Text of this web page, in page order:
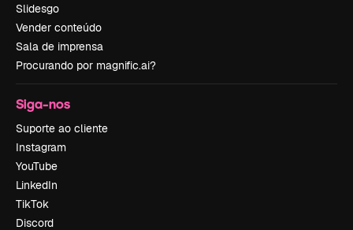
Slidesgo
Vender conteúdo
Sala de imprensa
Procurando por magnific.ai?
Siga-nos
Suporte ao cliente
Instagram
YouTube
LinkedIn
TikTok
Discord